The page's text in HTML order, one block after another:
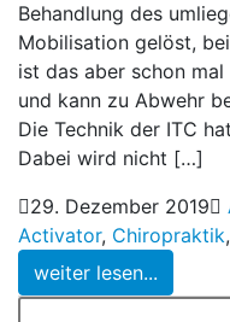
Behandlung des
Mobilisation gelöst,
ist das aber schon
und kann zu Abwehr
Die Technik der ITC
Dabei wird nicht […]
29. Dezember 2019
Activator, Chiropraktik,
weiter lesen...